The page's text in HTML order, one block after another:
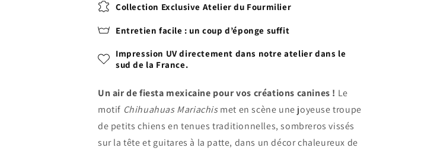
Collection Exclusive Atelier du Fourmilier
Entretien facile : un coup d’éponge suffit
Impression UV directement dans notre atelier dans le
sud de la France.
Un air de fiesta mexicaine pour vos créations canines ! Le
motif Chihuahuas Mariachismet en scène une joyeuse troupe
de petits chiens en tenues traditionnelles, sombreros vissés
sur la tête et guitares à la patte, dans un décor chaleureux de